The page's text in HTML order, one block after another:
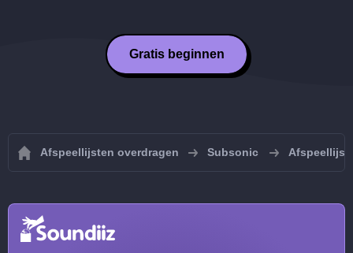
Gratis beginnen
Afspeellijsten overdragen Subsonic